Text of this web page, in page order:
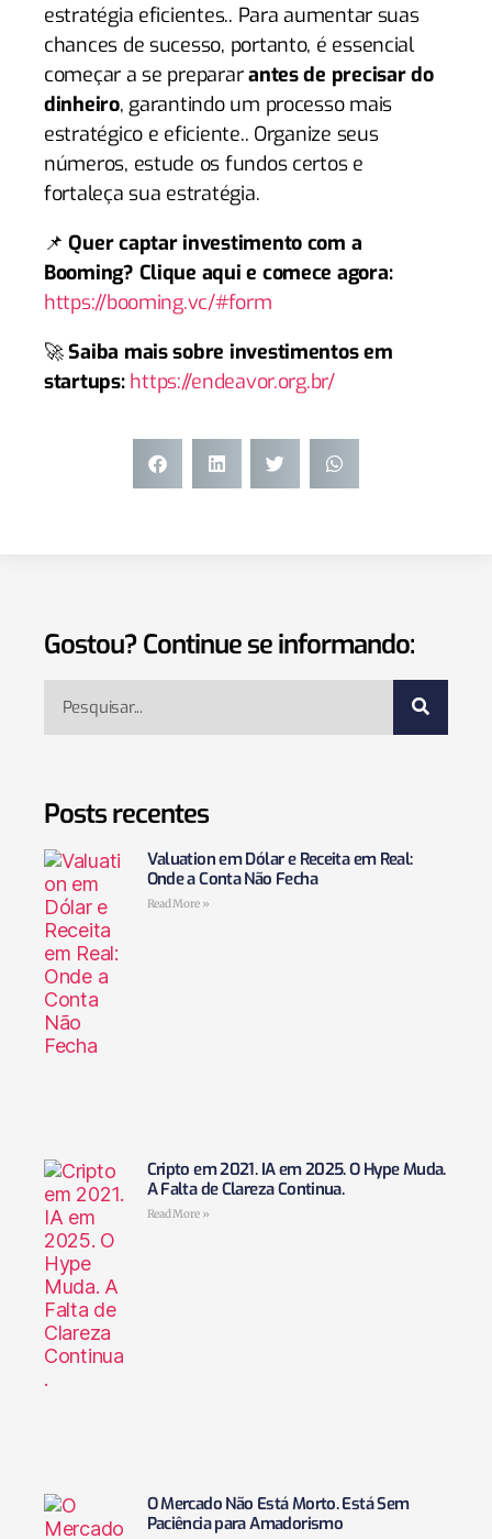
estratégia eficientes.. Para aumentar suas
chances de sucesso, portanto, é essencial
começar a se prepararantes de precisar do
dinheiro, garantindo um processo mais
estratégico e eficiente.. Organize seus
números, estude os fundos certos e
fortaleça sua estratégia.
📌Quer captar investimento com a
Booming? Clique aqui e comece agora:
https://booming.vc/#form
🚀Saiba mais sobre investimentos em
startups: https://endeavor.org.br/
Gostou? Continue se informando:
Posts recentes
Valuation em Dólar e Receita em Real:
Onde a Conta Não Fecha
Read More »
Cripto em 2021. IA em 2025. O Hype Muda.
A Falta de Clareza Continua.
Read More »
O Mercado Não Está Morto. Está Sem
Paciência para Amadorismo